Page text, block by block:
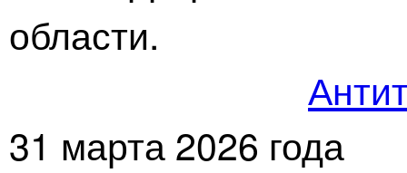
области.
31 марта 2026 года